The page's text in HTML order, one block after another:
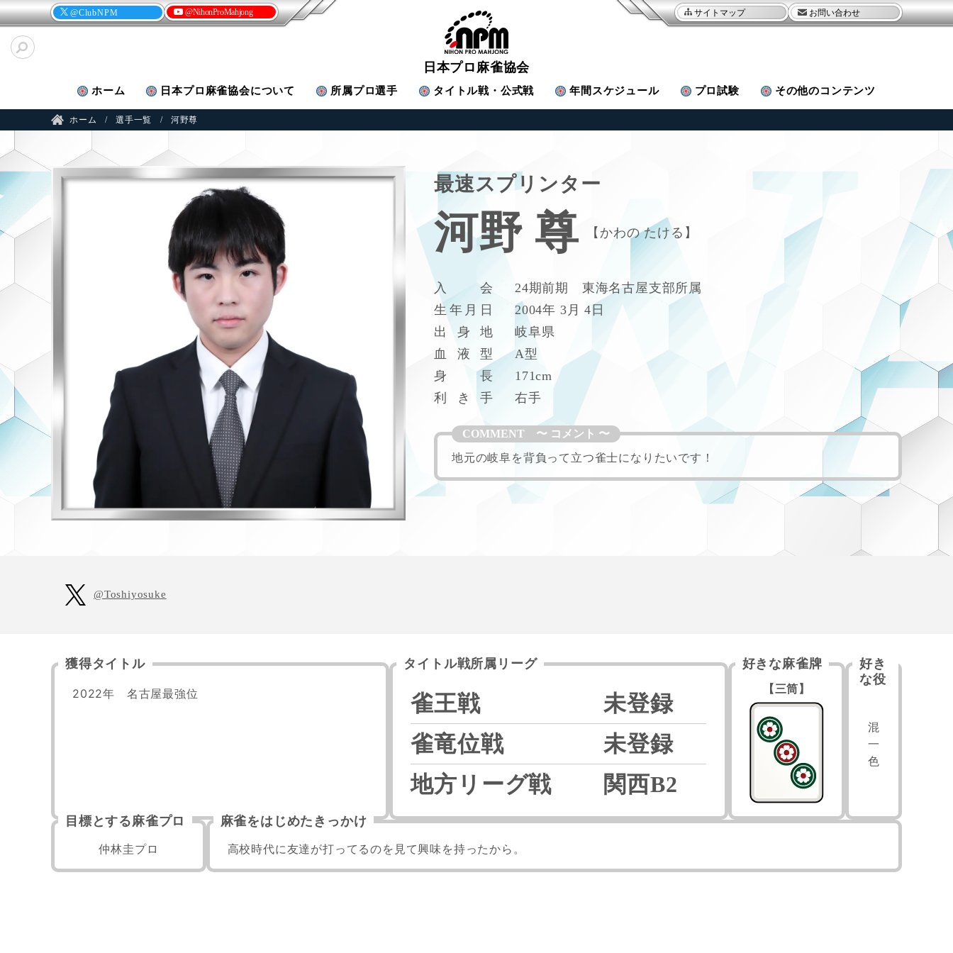
@ClubNPM @NihonProMahjong サイトマップ お問い合わせ
日本プロ麻雀協会
ホーム 日本プロ麻雀協会について 所属プロ選手 タイトル戦・公式戦 年間スケジュール プロ試験 その他のコンテンツ
ホーム 選手一覧 河野尊
最速スプリンター
河野 尊 かわの たける
入 会
24期前期 東海名古屋支部所属
生 年 月 日
2004年 3月 4日
出
身 地
岐阜県
血
液 型
A型
身
長
171cm
利
き 手 右手
地元の岐阜を背負って立つ雀士になりたいです！
@Toshiyosuke
獲得タイトル
2022年　名古屋最強位
タイトル戦所属リーグ
雀王戦
未登録
雀竜位戦
未登録
地方リーグ戦
関西B2
好きな麻雀牌
【三筒】
好き
な役
混
一
色
目標とする麻雀プロ
仲林圭プロ
麻雀をはじめたきっかけ
高校時代に友達が打ってるのを見て興味を持ったから。